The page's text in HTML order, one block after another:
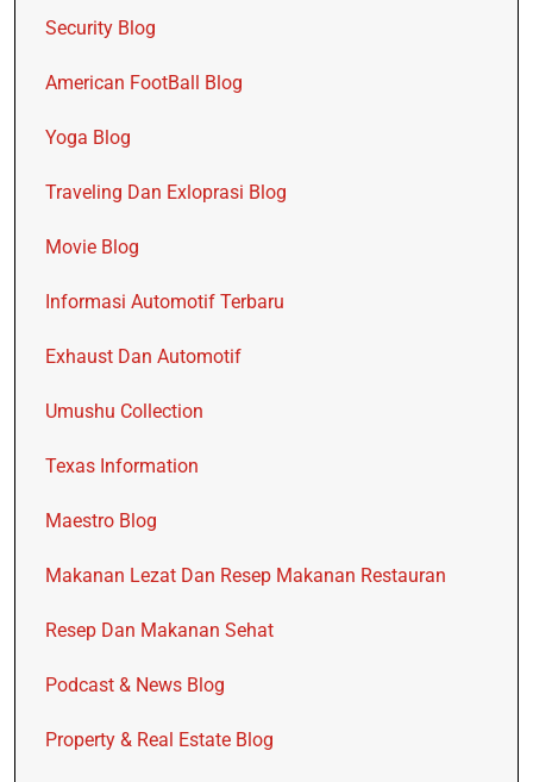
Security Blog
American FootBall Blog
Yoga Blog
Traveling Dan Exloprasi Blog
Movie Blog
Informasi Automotif Terbaru
Exhaust Dan Automotif
Umushu Collection
Texas Information
Maestro Blog
Makanan Lezat Dan Resep Makanan Restauran
Resep Dan Makanan Sehat
Podcast & News Blog
Property & Real Estate Blog